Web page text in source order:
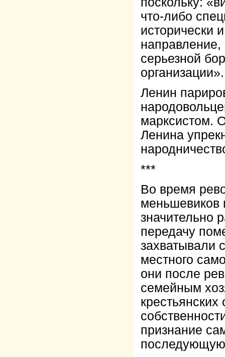
что-либо
исторически
направление,
серьезной
организации».
Ленин
марксистом.
Ленина
***
Во время
меньшевиков
значительно
передачу
захватывали
местного
они после
семейным
признание